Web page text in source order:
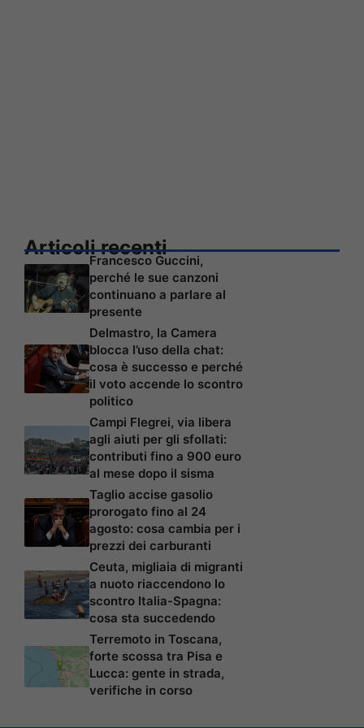
Articoli recenti
Francesco Guccini,
perché le sue canzoni
continuano a parlare al
presente
Delmastro, la Camera
blocca l’uso della chat:
cosa è successo e perché
il voto accende lo scontro
politico
Campi Flegrei, via libera
agli aiuti per gli sfollati:
contributi fino a 900 euro
al mese dopo il sisma
Taglio accise gasolio
prorogato fino al 24
agosto: cosa cambia per i
prezzi dei carburanti
Ceuta, migliaia di migranti
a nuoto riaccendono lo
scontro Italia-Spagna:
cosa sta succedendo
Terremoto in Toscana,
forte scossa tra Pisa e
Lucca: gente in strada,
verifiche in corso